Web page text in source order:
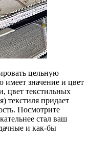
цельную
значение и цвет
цвет текстильных
текстиля придает
Посмотрите
стал ваш
и как-бы